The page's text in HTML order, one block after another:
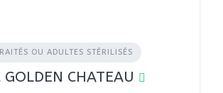
OU ADULTES STÉRILISÉS
GOLDEN CHATEAU